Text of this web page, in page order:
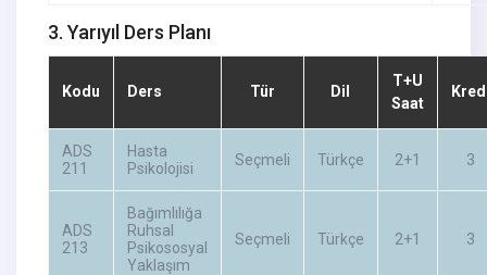
3. Yarıyıl Ders Planı
Kodu Ders Tür Dil
T+U
Saat
ADS
211
Hasta
Psikolojisi
Seçmeli Türkçe 2+1 3
ADS
213
Bağımlılığa
Ruhsal
Psikososyal
Yaklaşım
Seçmeli Türkçe 2+1 3